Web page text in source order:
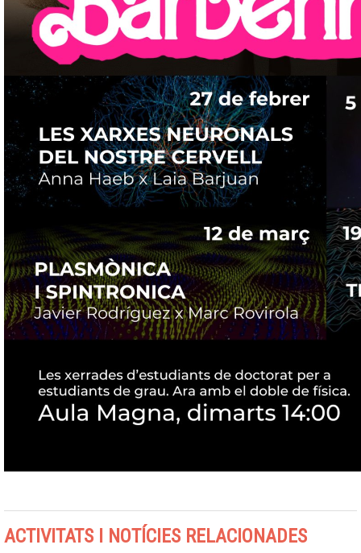
ACTIVITATS I NOTÍCIES RELACIONADES